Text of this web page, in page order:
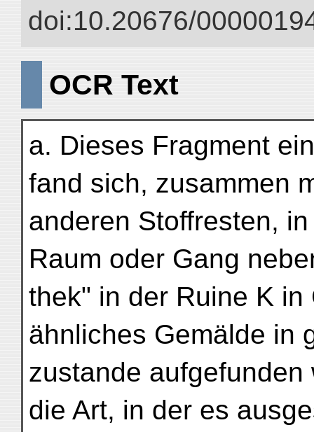
doi:10.20676/
OCR Text
a. Dieses Fragment
fand sich, zusammen
anderen Stoffresten,
Raum oder Gang
thek" in der Ruine K
ähnliches Gemälde in
zustande
die Art, in der es